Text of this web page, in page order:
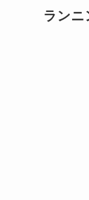
ランニ